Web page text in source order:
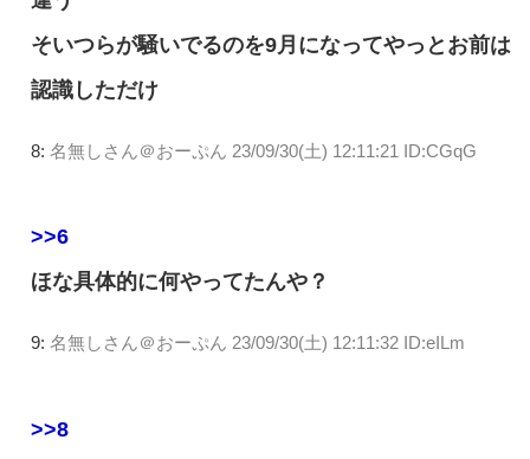
そいつらが騒いでるのを9月になってやっとお前は
認識しただけ
8: 名無しさん＠おーぷん 23/09/30(土) 12:11:21 ID:CGqG
>>6
ほな具体的に何やってたんや？
9: 名無しさん＠おーぷん 23/09/30(土) 12:11:32 ID:eILm
>>8